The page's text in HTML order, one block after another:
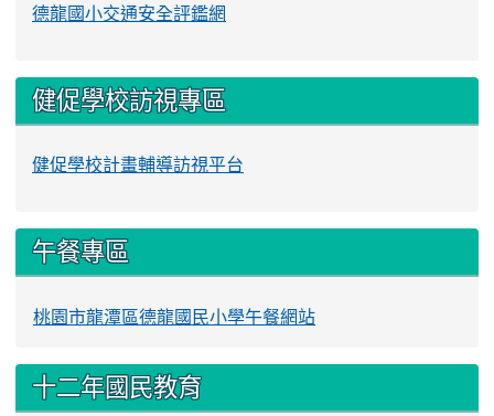
德龍國小交通安全評鑑網
健促學校訪視專區
健促學校計畫輔導訪視平台
午餐專區
桃園市龍潭區德龍國民小學午餐網站
十二年國民教育